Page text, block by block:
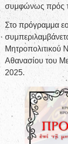
συμφώνως πρός
Στο πρόγραμμα
Μητροπολιτικού
Αθανασίου του
2025.